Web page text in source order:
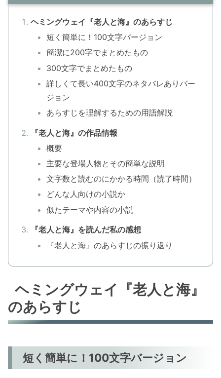
ヘミングウェイ『老人と海』のあらすじ
短く簡単に！100文字バージョン
簡潔に200字でまとめたもの
300文字でまとめたもの
詳しくて長い400文字のネタバレありバー
ジョン
あらすじを理解するための用語解説
『老人と海』の作品情報
概要
主要な登場人物とその簡単な説明
文字数と読むのにかかる時間（読了時間）
どんな人向けの小説か
似たテーマや内容の小説
『老人と海』を読んだ私の感想
『老人と海』のあらすじの振り返り
ヘミングウェイ『老人と海』
のあらすじ
短く簡単に！100文字バージョン